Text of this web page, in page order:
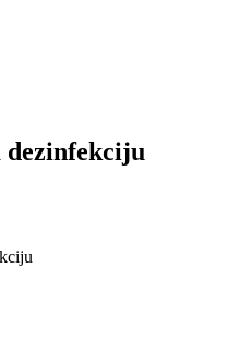
dezinfekciju